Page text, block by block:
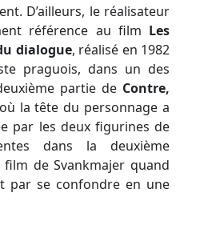
D’ailleurs, le réalisateur
référence au film Les
dialogue, réalisé en 1982
praguois, dans un des
partie de Contre,
la tête du personnage a
par les deux figurines de
dans la deuxième
film de Svankmajer quand
par se confondre en une